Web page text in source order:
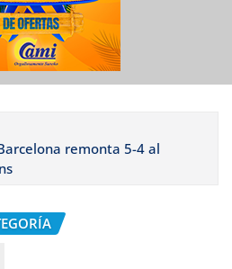
remonta 5-4 al